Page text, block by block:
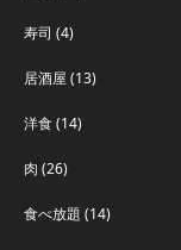
寿司 (4)
居酒屋 (13)
洋食(14)
肉 (26)
食べ放題 (14)